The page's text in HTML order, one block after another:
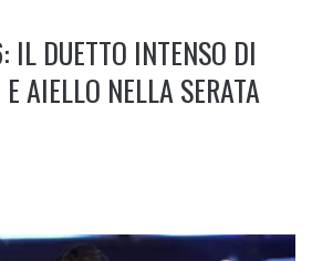
DUETTO INTENSO DI
AIELLO NELLA SERATA